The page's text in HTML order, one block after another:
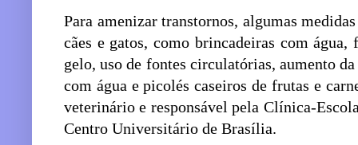
Para amenizar transtornos, algumas
cães e gatos, como brincadeiras com
gelo, uso de fontes circulatórias, aumento
com água e picolés caseiros de frutas e
veterinário e responsável pela Clínica-
Centro Universitário de Brasília.